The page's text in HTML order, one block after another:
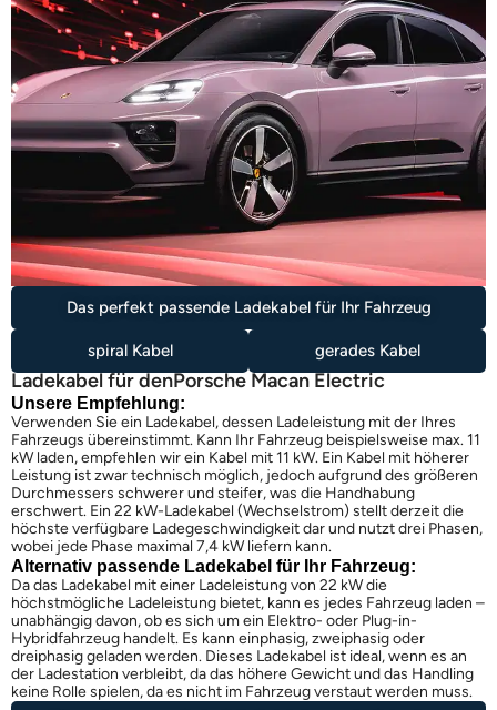
Das perfekt passende Ladekabel für Ihr Fahrzeug
spiral Kabel gerades Kabel
Ladekabel für denPorsche Macan Electric
Unsere Empfehlung:
Verwenden Sie ein Ladekabel, dessen Ladeleistung mit der Ihres
Fahrzeugs übereinstimmt. Kann Ihr Fahrzeug beispielsweise max. 11
kW laden, empfehlen wir ein Kabel mit 11 kW. Ein Kabel mit höherer
Leistung ist zwar technisch möglich, jedoch aufgrund des größeren
Durchmessers schwerer und steifer, was die Handhabung
erschwert. Ein 22 kW-Ladekabel (Wechselstrom) stellt derzeit die
höchste verfügbare Ladegeschwindigkeit dar und nutzt drei Phasen,
wobei jede Phase maximal 7,4 kW liefern kann.
Alternativ passende Ladekabel für Ihr Fahrzeug:
Da das Ladekabel mit einer Ladeleistung von 22 kW die
höchstmögliche Ladeleistung bietet, kann es jedes Fahrzeug laden –
unabhängig davon, ob es sich um ein Elektro- oder Plug-in-
Hybridfahrzeug handelt. Es kann einphasig, zweiphasig oder
dreiphasig geladen werden. Dieses Ladekabel ist ideal, wenn es an
der Ladestation verbleibt, da das höhere Gewicht und das Handling
keine Rolle spielen, da es nicht im Fahrzeug verstaut werden muss.